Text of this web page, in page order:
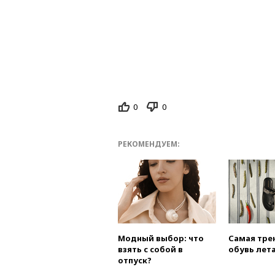
0 0
РЕКОМЕНДУЕМ:
Модный выбор: что
взять с собой в
отпуск?
Самая
обувь